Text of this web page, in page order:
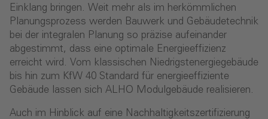
Einklang bringen. Weit mehr als im herkömmlichen
Planungsprozess werden Bauwerk und Gebäudetechnik
bei der integralen Planung so präzise aufeinander
abgestimmt, dass eine optimale Energieeffizienz
erreicht wird. Vom klassischen Niedrigstenergiegebäude
bis hin zum KfW 40 Standard für energieeffiziente
Gebäude lassen sich ALHO Modulgebäude realisieren.
Auch im Hinblick auf eine Nachhaltigkeitszertifizierung